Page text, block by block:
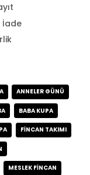
İade
ANNELER GÜNÜ
BABA KUPA
FINCAN TAKIMI
MESLEK FINCAN